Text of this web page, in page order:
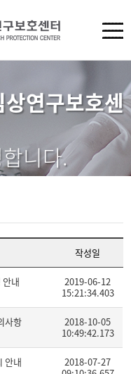
연구보호센
니다.
작성일
내
2019-06-12
15:21:34.403
사항
2018-10-05
10:49:42.173
안내
2018-07-27